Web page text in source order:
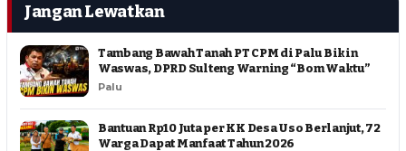
Jangan Lewatkan
Tambang Bawah Tanah PT CPM di Palu Bikin
Waswas, DPRD Sulteng Warning “Bom Waktu”
Palu
Bantuan Rp10 Juta per KK Desa Uso Berlanjut, 72
Warga Dapat Manfaat Tahun 2026